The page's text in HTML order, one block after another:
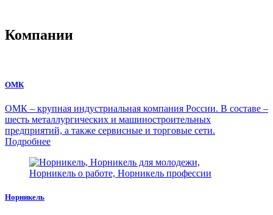
Компании
ОМК
ОМК – крупная индустриальная компания России. В составе –
шесть металлургических и машиностроительных
предприятий, а также сервисные и торговые сети.
Подробнее
Норникель